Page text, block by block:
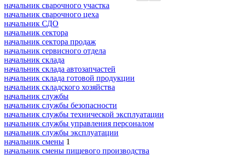
начальник сварочного участка
начальник сварочного цеха
начальник СДО
начальник сектора
начальник сектора продаж
начальник сервисного отдела
начальник склада
начальник склада автозапчастей
начальник склада готовой продукции
начальник складского хозяйства
начальник службы
начальник службы безопасности
начальник службы технической эксплуатации
начальник службы управления персоналом
начальник службы эксплуатации
начальник смены 1
начальник смены пищевого производства